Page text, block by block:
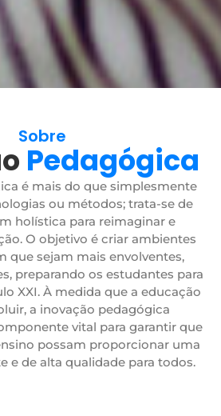
Sobre
Pedagógica
é mais do que simplesmente
ou métodos; trata-se de
holística para reimaginar e
O objetivo é criar ambientes
que sejam mais envolventes,
preparando os estudantes para
XXI. À medida que a educação
a inovação pedagógica
vital para garantir que
possam proporcionar uma
e de alta qualidade para todos.